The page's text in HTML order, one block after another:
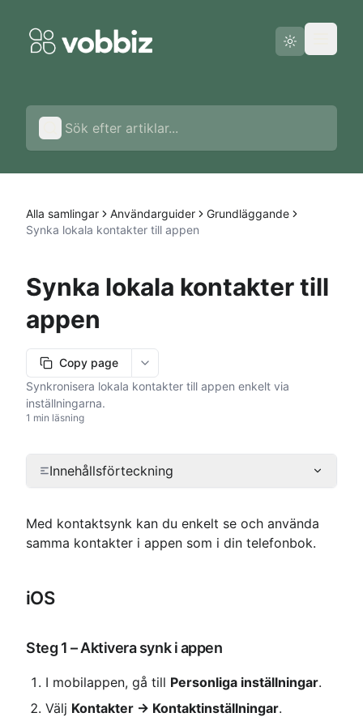
Svenska
Alla samlingar Användarguider
Grundläggande
Synka lokala kontakter till appen
Synka lokala kontakter till
appen
Copy page
More options
Synkronisera lokala kontakter till appen enkelt via
inställningarna.
1 min läsning
Innehållsförteckning
Med kontakt­synk kan du enkelt se och använda
samma kontakter i appen som i din telefonbok.
iOS
Steg 1 – Aktivera synk i appen
I mobilappen, gå till Personliga inställningar.
Välj Kontakter → Kontaktinställningar.